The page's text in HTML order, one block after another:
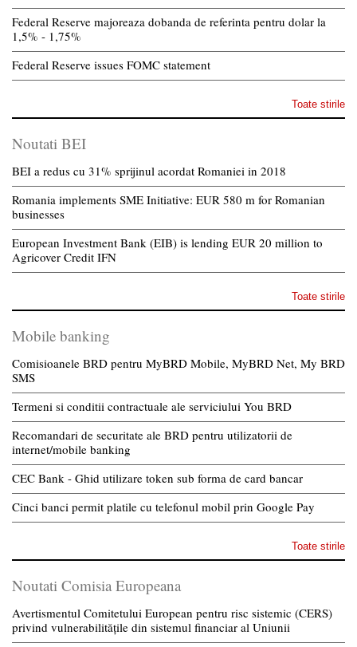
Federal Reserve majoreaza dobanda de referinta pentru dolar la
1,5% - 1,75%
Federal Reserve issues FOMC statement
Toate stirile
Noutati BEI
BEI a redus cu 31% sprijinul acordat Romaniei in 2018
Romania implements SME Initiative: EUR 580 m for Romanian
businesses
European Investment Bank (EIB) is lending EUR 20 million to
Agricover Credit IFN
Toate stirile
Mobile banking
Comisioanele BRD pentru MyBRD Mobile, MyBRD Net, My BRD
SMS
Termeni si conditii contractuale ale serviciului You BRD
Recomandari de securitate ale BRD pentru utilizatorii de
internet/mobile banking
CEC Bank - Ghid utilizare token sub forma de card bancar
Cinci banci permit platile cu telefonul mobil prin Google Pay
Toate stirile
Noutati Comisia Europeana
Avertismentul Comitetului European pentru risc sistemic (CERS)
privind vulnerabilitățile din sistemul financiar al Uniunii